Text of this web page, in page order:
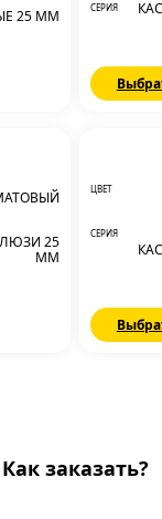
25 ММ СЕРИЯ
25
ММ
ЦВЕТ
СЕРИЯ
Как заказать?